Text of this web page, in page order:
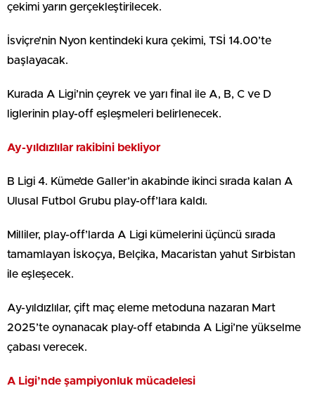
çekimi yarın gerçekleştirilecek.
İsviçre’nin Nyon kentindeki kura çekimi, TSİ 14.00’te
başlayacak.
Kurada A Ligi’nin çeyrek ve yarı final ile A, B, C ve D
liglerinin play-off eşleşmeleri belirlenecek.
Ay-yıldızlılar rakibini bekliyor
B Ligi 4. Küme’de Galler’in akabinde ikinci sırada kalan A
Ulusal Futbol Grubu play-off’lara kaldı.
Milliler, play-off’larda A Ligi kümelerini üçüncü sırada
tamamlayan İskoçya, Belçika, Macaristan yahut Sırbistan
ile eşleşecek.
Ay-yıldızlılar, çift maç eleme metoduna nazaran Mart
2025’te oynanacak play-off etabında A Ligi’ne yükselme
çabası verecek.
A Ligi’nde şampiyonluk mücadelesi